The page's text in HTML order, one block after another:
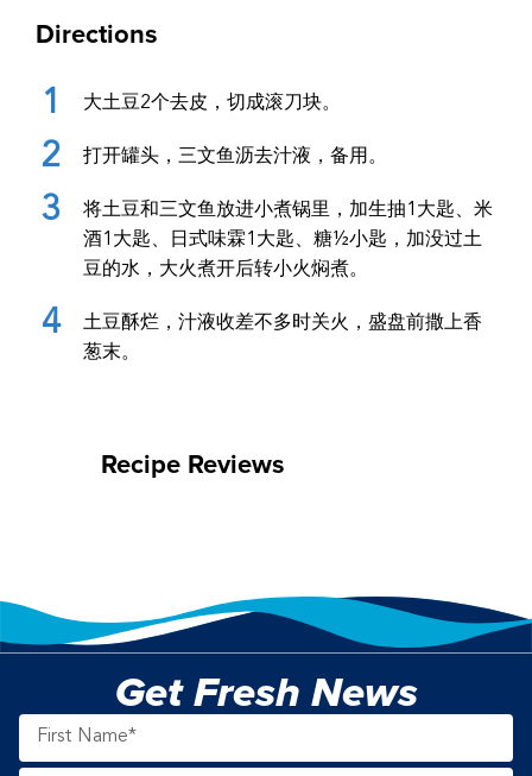
Directions
大土豆2个去皮，切成滚刀块。
打开罐头，三文鱼沥去汁液，备用。
将土豆和三文鱼放进小煮锅里，加生抽1大匙、米
酒1 大匙、日式味霖1大匙、糖½小匙，加没过土
豆的水，大火煮开后转小火焖煮。
土豆酥烂，汁液收差不多时关火，盛盘前撒上香
葱末。
Recipe Reviews
Get Fresh News